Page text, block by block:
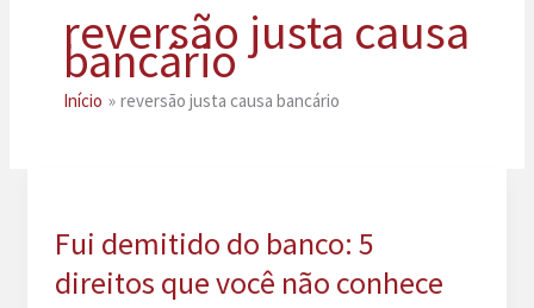
reversão justa causa
bancário
Início reversão justa causa bancário
Fui demitido do banco: 5
direitos que você não conhece